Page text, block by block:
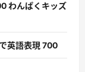
わんぱくキッズ
英語表現 700